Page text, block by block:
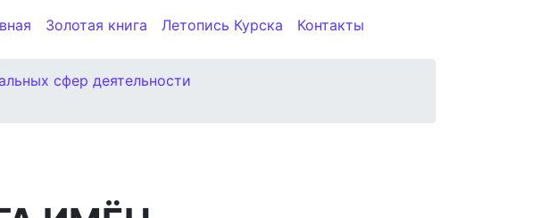
Золотая книга Летопись Курска Контакты
сфер деятельности